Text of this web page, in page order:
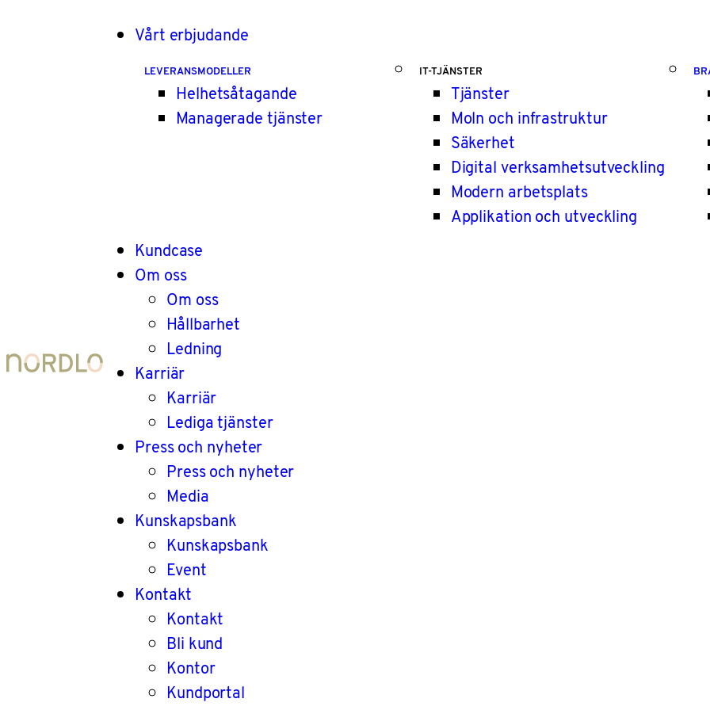
Vårt erbjudande
LEVERANSMODELLER
Helhetsåtagande
Managerade tjänster
IT-TJÄNSTER
Tjänster
Moln och infrastruktur
Säkerhet
Digital verksamhetsutveckling
Modern arbetsplats
Applikation och utveckling
Kundcase
Om oss
Om oss
Hållbarhet
Ledning
Karriär
Karriär
Lediga tjänster
Press och nyheter
Press och nyheter
Media
Kunskapsbank
Kunskapsbank
Event
Kontakt
Kontakt
Bli kund
Kontor
Kundportal